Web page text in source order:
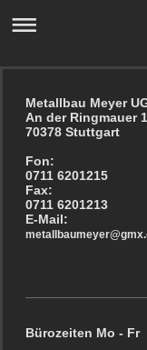
Metallbau Meyer
An der Ringmauer
70378 Stuttgart
Fon:
0711 6201215
Fax:
0711 6201213
E-Mail:
Bürozeiten Mo